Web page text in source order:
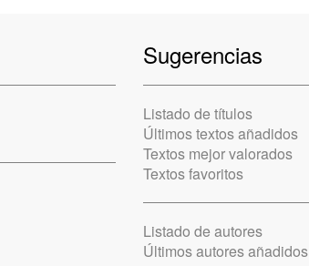
Sugerencias
Listado de títulos
Últimos textos añadidos
Textos mejor valorados
Textos favoritos
Listado de autores
Últimos autores añadidos